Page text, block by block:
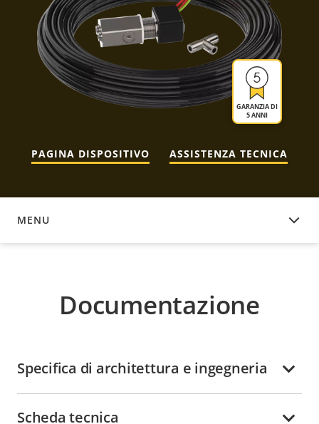
GARANZIA DI
5 ANNI
PAGINA DISPOSITIVO ASSISTENZA TECNICA
MENU
DOCUMENTAZIONE
Documentazione
Specifica di architettura e ingegneria
Scheda tecnica